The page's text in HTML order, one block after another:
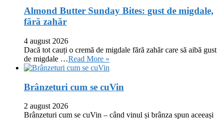
Almond Butter Sunday Bites: gust de migdale,
fără zahăr
4 august 2026
Dacă tot cauți o cremă de migdale fără zahăr care să aibă gust
de migdale …Read More »
Brânzeturi cum se cuVin
2 august 2026
Brânzeturi cum se cuVin – când vinul și brânza spun aceeași